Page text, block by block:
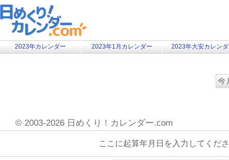
2023年カレンダー 2023年1月カレンダー 2023年大安カレン
© 2003-2026 日めくり！カレンダー.com
ここに起算年月日を入力してく